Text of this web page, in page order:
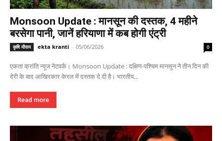
Monsoon Update : मानसून की दस्तक, 4 महीने
बरसेगा पानी, जानें हरियाणा में कब होगी एंट्री
कृषि मौसम ekta kranti - 05/06/2026 0
एकता क्रांति न्यूज नेटवर्क। Monsoon Update : दक्षिण-पश्चिम मानसून ने तीन दिन की
देरी के बाद आखिरकार केरल में दस्तक दे दी है। भारतीय...
Read more